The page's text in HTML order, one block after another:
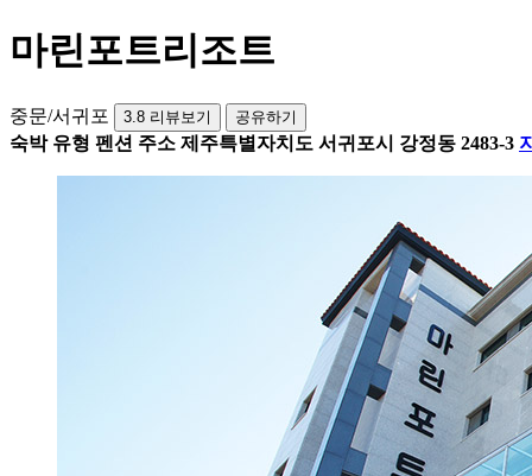
마린포트리조트
중문/서귀포 3.8 리뷰보기 공유하기
숙박 유형 펜션 주소 제주특별자치도 서귀포시 강정동 2483-3